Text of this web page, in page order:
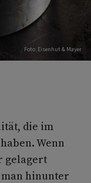
Foto: Eisenhut & Mayer
die im
Wenn
gelagert
man hinunter